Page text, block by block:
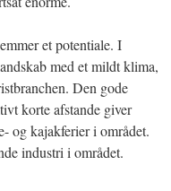
et potentiale. I
med et mildt klima,
Den gode
korte afstande giver
og kajakferier i området.
industri i området.